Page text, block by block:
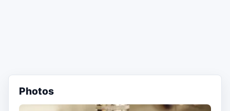
Photos